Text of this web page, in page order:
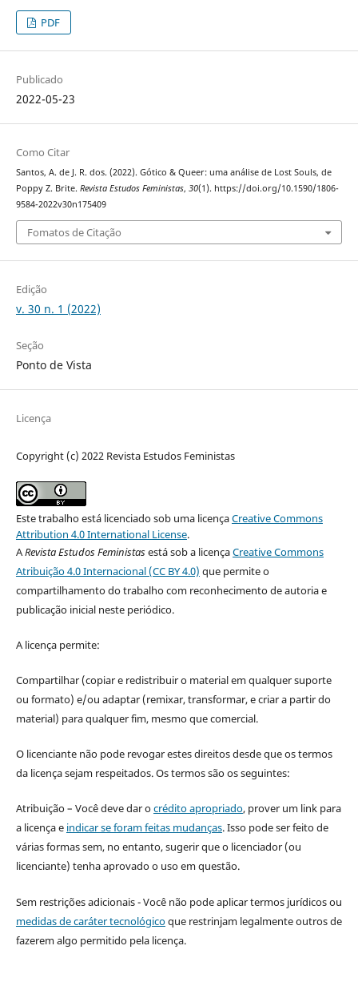
PDF
Publicado
2022-05-23
Como Citar
Santos, A. de J. R. dos. (2022). Gótico & Queer: uma análise de Lost Souls, de
Poppy Z. Brite. Revista Estudos Feministas, 30(1). https://doi.org/10.1590/1806-
9584-2022v30n175409
Fomatos de Citação
Edição
v. 30 n. 1 (2022)
Seção
Ponto de Vista
Licença
Copyright (c) 2022 Revista Estudos Feministas
Este trabalho está licenciado sob uma licençaCreative Commons
Attribution 4.0 International License.
ARevista Estudos Feministasestá sob a licençaCreative Commons
Atribuição 4.0 Internacional (CC BY 4.0) que permite o
compartilhamento do trabalho com reconhecimento de autoria e
publicação inicial neste periódico.
A licença permite:
Compartilhar (copiar e redistribuir o material em qualquer suporte
ou formato) e/ou adaptar (remixar, transformar, e criar a partir do
material) para qualquer fim, mesmo que comercial.
O licenciante não pode revogar estes direitos desde que os termos
da licença sejam respeitados. Os termos são os seguintes:
Atribuição – Você deve dar ocrédito apropriado, prover um link para
a licença e indicar se foram feitas mudanças. Isso pode ser feito de
várias formas sem, no entanto, sugerir que o licenciador (ou
licenciante) tenha aprovado o uso em questão.
Sem restrições adicionais - Você não pode aplicar termos jurídicos ou
medidas de caráter tecnológicoque restrinjam legalmente outros de
fazerem algo permitido pela licença.